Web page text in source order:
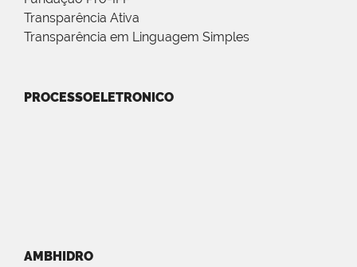
Transparência Ativa
Transparência em Linguagem Simples
PROCESSOELETRONICO
AMBHIDRO